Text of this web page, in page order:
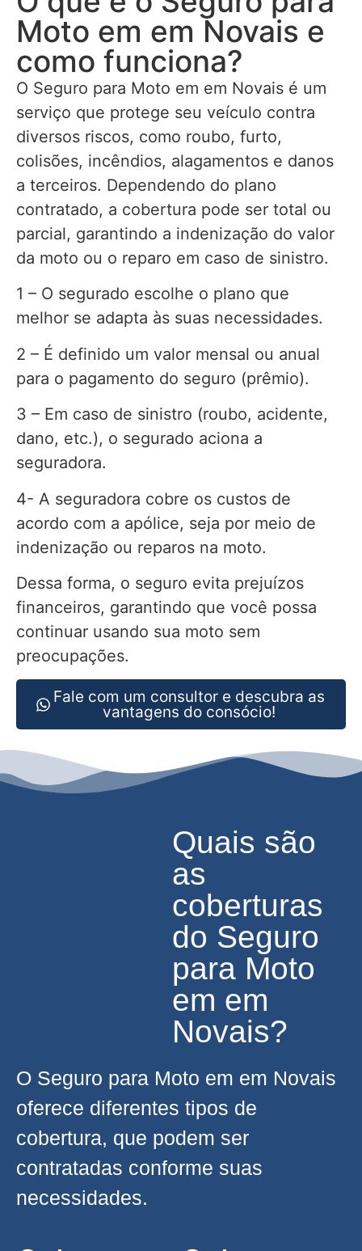
Moto em em Novais e
como funciona?
O Seguro para Moto em em Novais é um
serviço que protege seu veículo contra
diversos riscos, como roubo, furto,
colisões, incêndios, alagamentos e danos
a terceiros. Dependendo do plano
contratado, a cobertura pode ser total ou
parcial, garantindo a indenização do valor
da moto ou o reparo em caso de sinistro.
1 – O segurado escolhe o plano que
melhor se adapta às suas necessidades.
2 – É definido um valor mensal ou anual
para o pagamento do seguro (prêmio).
3 – Em caso de sinistro (roubo, acidente,
dano, etc.), o segurado aciona a
seguradora.
4- A seguradora cobre os custos de
acordo com a apólice, seja por meio de
indenização ou reparos na moto.
Dessa forma, o seguro evita prejuízos
financeiros, garantindo que você possa
continuar usando sua moto sem
preocupações.
Fale com um consultor e descubra as
vantagens do consócio!
Quais são
as
coberturas
do Seguro
para Moto
em em
Novais?
O Seguro para Moto em em Novais
oferece diferentes tipos de
cobertura, que podem ser
contratadas conforme suas
necessidades.